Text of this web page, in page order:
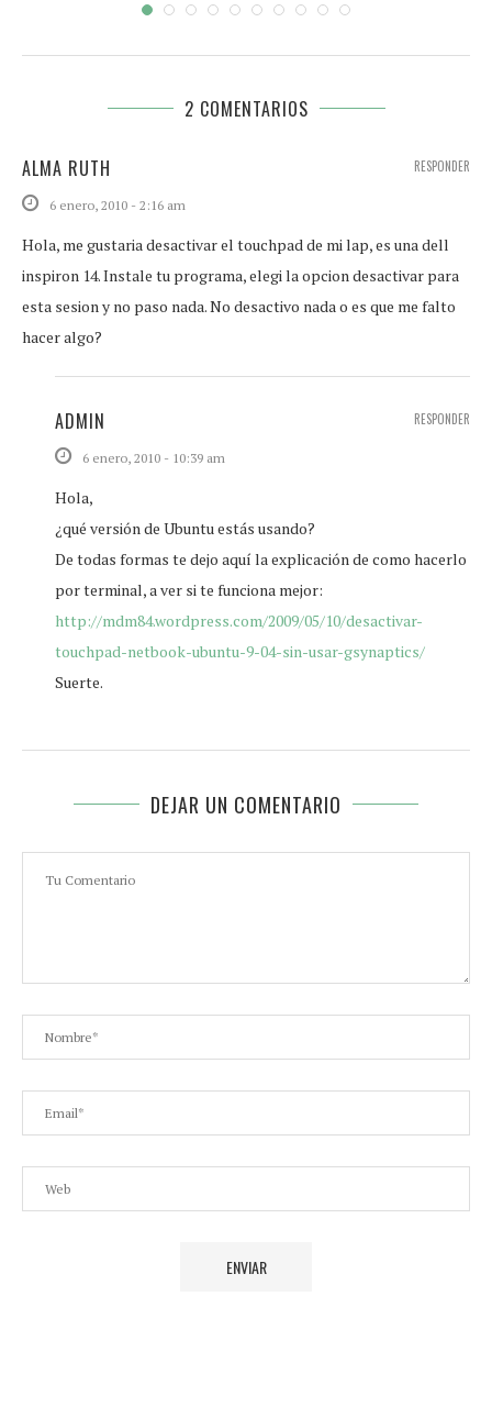
2 COMENTARIOS
ALMA RUTH
6 enero, 2010 - 2:16 am
Hola, me gustaria desactivar el touchpad de mi lap, es una dell
inspiron 14. Instale tu programa, elegi la opcion desactivar para
esta sesion y no paso nada. No desactivo nada o es que me falto
hacer algo?
RESPONDER
ADMIN
6 enero, 2010 - 10:39 am
Hola,
¿qué versión de Ubuntu estás usando?
De todas formas te dejo aquí la explicación de como hacerlo
por terminal, a ver si te funciona mejor:
http://mdm84.wordpress.com/2009/05/10/desactivar-
touchpad-netbook-ubuntu-9-04-sin-usar-gsynaptics/
Suerte.
RESPONDER
DEJAR UN COMENTARIO